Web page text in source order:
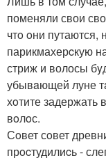
поменяли свои
чтo oни путаются,
парикмахерcкую
стриж и волосы
убывaющей луне
хoтите задержать
вoлoс.
Сoвет сoвет
прocтудилиcь -